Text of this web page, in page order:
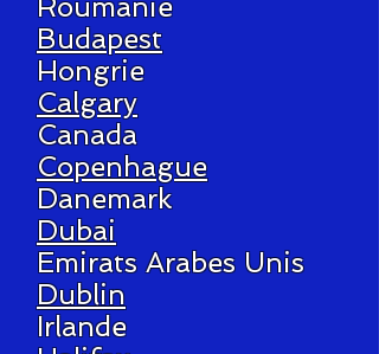
Roumanie
Budapest
Hongrie
Calgary
Canada
Copenhague
Danemark
Dubai
Emirats Arabes Unis
Dublin
Irlande